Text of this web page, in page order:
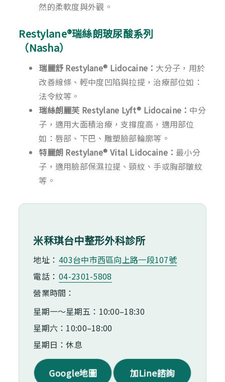
然的柔軟度與外觀。
Restylane®瑞絲朗玻尿酸系列
（Nasha）
瑞麗舒 Restylane® Lidocaine： 大分子，用於
改善線條、輕中度凹陷與拉提，治療部位如：
法令紋等。
瑞絲朗麗芙 Restylane Lyft® Lidocaine： 中分
子，適用大面積治療，支撐度高，適用部位
如：唇部、下巴、雕塑臉部輪廓等。
特麗朗 Restylane® Vital Lidocaine： 最小分
子，適用臉部保濕拉提、頸紋、手或胸部皺紋
等。
米秝琪台中整形外科診所
地址： 403台中市⻄區向上路一段107號
電話： 04-2301-5808
營業時間：
星期一～星期五：10:00–18:30
星期六：10:00–18:00
星期日：休息
Google地圖 加Line諮詢